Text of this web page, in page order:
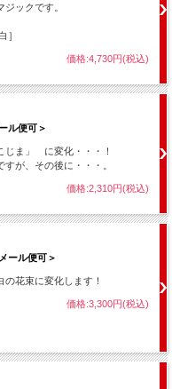
ックです。
］
価格:4,730円(税込)
ル便可＞
ま」 に変化・・・！
が、その後に・・・。
価格:2,310円(税込)
ール便可＞
花束に変化します！
価格:3,300円(税込)